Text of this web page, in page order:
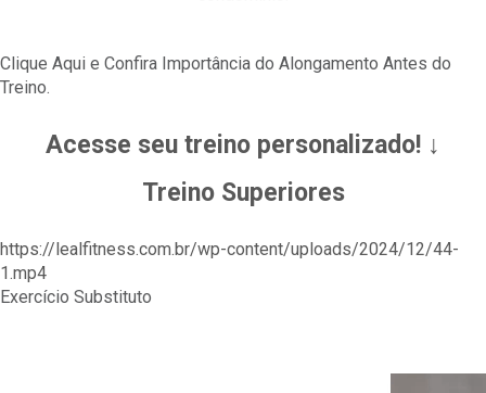
Clique Aqui e Confira Importância do Alongamento Antes do
Treino.
Acesse seu treino personalizado! ↓
Treino Superiores
https://lealfitness.com.br/wp-content/uploads/2024/12/44-
1.mp4
Exercício Substituto